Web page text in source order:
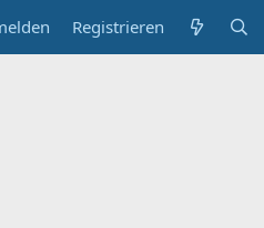
Registrieren